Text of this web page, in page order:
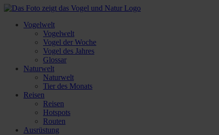
Vogelwelt
Vogelwelt
Vogel der Woche
Vogel des Jahres
Glossar
Naturwelt
Naturwelt
Tier des Monats
Reisen
Reisen
Hotspots
Routen
Ausrüstung